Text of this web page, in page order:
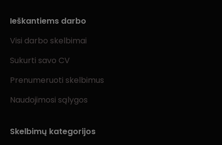
Ieškantiems darbo
Visi darbo skelbimai
Sukurti savo CV
Prenumeruoti skelbimus
Naudojimosi sąlygos
Skelbimų kategorijos